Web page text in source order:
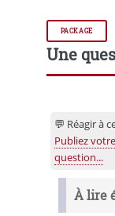
PACKAGE
Une
💬 Réagir à
Publiez
question...
À lire